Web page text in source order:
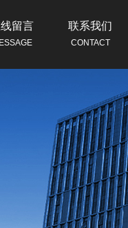
留言 联系我们
CONTACT